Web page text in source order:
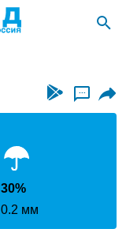
...
30%
0.2 мм